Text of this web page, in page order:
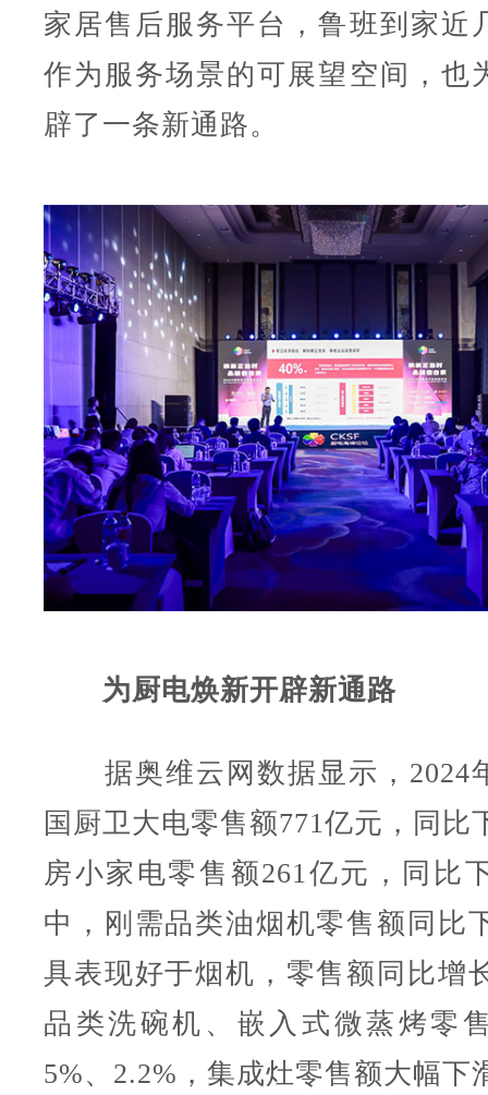
家居售后服务平台，鲁班到家近
作为服务场景的可展望空间，也
辟了一条新通路。
为厨电焕新开辟新通路
据奥维云网数据显示，2024
国厨卫大电零售额771亿元，同比
房小家电零售额261亿元，同比
中，刚需品类油烟机零售额同比
具表现好于烟机，零售额同比增
品类洗碗机、嵌入式微蒸烤零
5%、2.2%，集成灶零售额大幅下